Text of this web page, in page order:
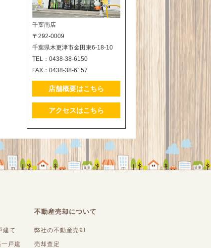
千葉南店
〒292-0009
千葉県木更津市金田東6-18-10
TEL：0438-38-6150
FAX：0438-38-6157
店舗概要はこちら
アクセスはこちら
建て
戸建
不動産売却について
弊社の不動産売却
売却査定